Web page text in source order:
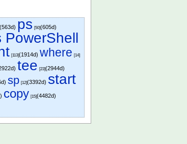
(563d) ps [50](605d)
[113](1914d) where [14]
tee [23](2944d)
sp [12](3392d) start
copy [15](4482d)